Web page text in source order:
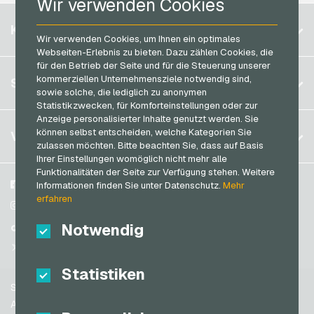
Wir verwenden Cookies
Wir verwenden Cookies, um Ihnen ein optimales
Webseiten-Erlebnis zu bieten. Dazu zählen Cookies, die
für den Betrieb der Seite und für die Steuerung unserer
kommerziellen Unternehmensziele notwendig sind,
sowie solche, die lediglich zu anonymen
Statistikzwecken, für Komforteinstellungen oder zur
Anzeige personalisierter Inhalte genutzt werden. Sie
können selbst entscheiden, welche Kategorien Sie
zulassen möchten. Bitte beachten Sie, dass auf Basis
Ihrer Einstellungen womöglich nicht mehr alle
Funktionalitäten der Seite zur Verfügung stehen. Weitere
Informationen finden Sie unter Datenschutz.Mehr
erfahren
Notwendig
Statistiken
roastmarket Geschenkkarten
Rossmann Geschenkkarten
RTL+ Geschenkkarten
Saturn Geschenkkarten
SB-Tankstelle Geschenkkarten
Shell Geschenkkarten
Shop-Apotheke Geschenkkarten
Spotify Premium Geschenkkarten
Thalia Geschenkkarten
TikTok Geschenkkarten
toom Geschenkkarten
World of Sweets Geschenkkarten
Razer Gold Bezahlkarten
Transcash Bezahlkarten
Belgien
Brasilien
Deutschland (DE)
Deutschland (EN)
Frankreich
Italien
Niederlande
Österreich
Portugal
Schweiz (DE)
Schweiz (IT)
KONTO
Registrieren
Anmelden
Mein Warenkorb
SERVICE
FAQ
Zahlungsmethoden
&Widerrufsrecht
Datenschutzrichtlinien
VGO-SHOP
Über uns
Blog
Partner
Facebook
Instagram
TikTok
Support
AGB